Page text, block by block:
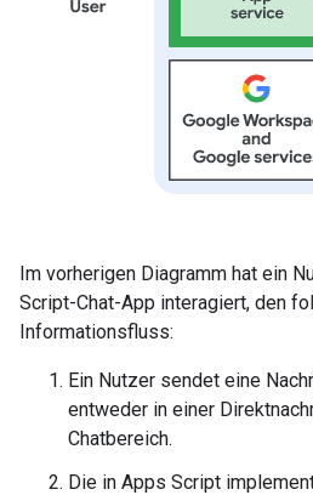
Im vorherigen Diagramm hat ein
Script-Chat-App interagiert, den
Informationsfluss:
Ein Nutzer sendet eine
entweder in einer
Chatbereich.
Die in Apps Script